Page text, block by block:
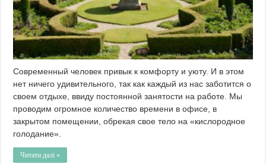
Современный человек привык к комфорту и уюту. И в этом
нет ничего удивительного, так как каждый из нас заботится о
своем отдыхе, ввиду постоянной занятости на работе. Мы
проводим огромное количество времени в офисе, в
закрытом помещении, обрекая свое тело на «кислородное
голодание».
Читати далі »